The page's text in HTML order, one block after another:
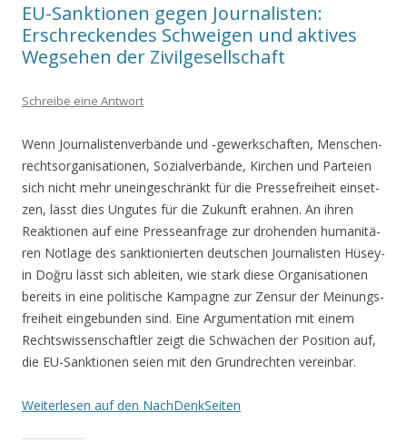
EU-Sanktionen gegen Journalisten:
Erschreckendes Schweigen und aktives
Wegsehen der Zivilgesellschaft
Schreibe eine Antwort
Wenn Jour­na­lis­ten­ver­bän­de und ‑gewerk­schaf­ten, Men­schen­
rechts­or­ga­ni­sa­tio­nen, Sozi­al­ver­bän­de, Kir­chen und Par­tei­en
sich nicht mehr unein­ge­schränkt für die Pres­se­frei­heit ein­set­
zen, lässt dies Ungu­tes für die Zukunft erah­nen. An ihren
Reak­tio­nen auf eine Pres­se­an­fra­ge zur dro­hen­den huma­ni­tä­
ren Not­la­ge des sank­tio­nier­ten deut­schen Jour­na­lis­ten Hüsey­
in Doğru lässt sich ablei­ten, wie stark die­se Orga­ni­sa­tio­nen
bereits in eine poli­ti­sche Kam­pa­gne zur Zen­sur der Mei­nungs­
frei­heit ein­ge­bun­den sind. Eine Argu­men­ta­ti­on mit einem
Rechts­wis­sen­schaft­ler zeigt die Schwä­chen der Posi­ti­on auf,
die EU-Sank­tio­nen sei­en mit den Grund­rech­ten vereinbar.
Wei­ter­le­sen auf den NachDenkSeiten